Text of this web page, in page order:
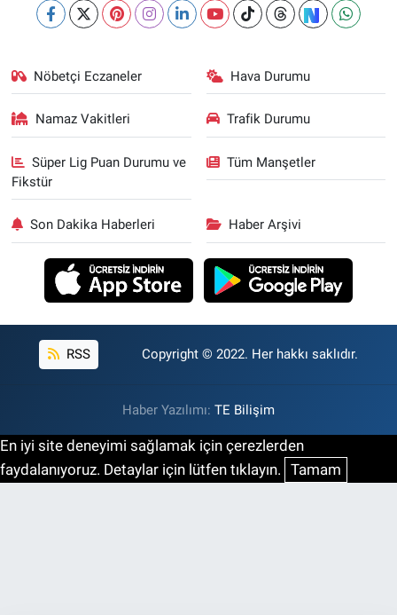
Nöbetçi Eczaneler Hava Durumu
Namaz Vakitleri Trafik Durumu
Süper Lig Puan Durumu ve
Fikstür
Tüm Manşetler
Son Dakika Haberleri Haber Arşivi
RSS Copyright © 2022. Her hakkı saklıdır.
Haber Yazılımı: TE Bilişim
En iyi site deneyimi sağlamak için çerezlerden
faydalanıyoruz. Detaylar için lütfen tıklayın. Tamam